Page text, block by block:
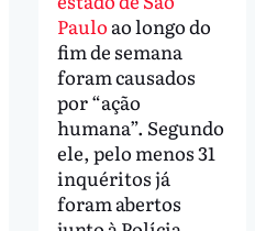
Paulo ao longo do
fim de semana
foram causados
por “ação
humana”. Segundo
ele, pelo menos 31
inquéritos já
foram abertos